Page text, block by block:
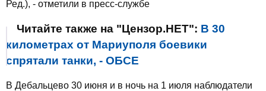
Ред.), - отметили в пресс-службе
Читайте также на "Цензор.НЕТ": В 30
километрах от Мариуполя боевики
спрятали танки, - ОБСЕ
В Дебальцево 30 июня и в ночь на 1 июля наблюдатели